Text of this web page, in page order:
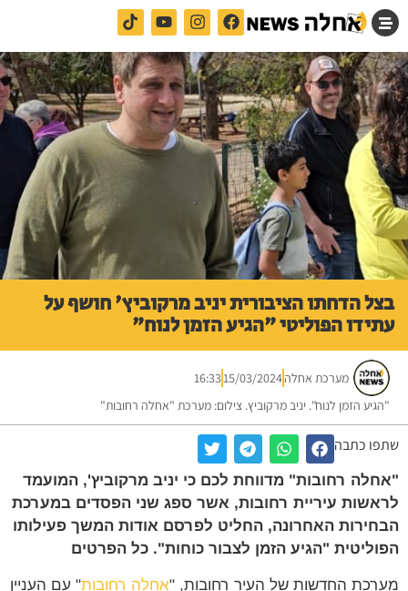
בצל הדחתו הציבורית יניב מרקוביץ' חושף על
עתידו הפוליטי "הגיע הזמן לנוח"
מערכת אחלה15/03/2024
16:33
"הגיע הזמן לנוח". יניב מרקוביץ. צילום: מערכת "אחלה רחובות"
שתפו כתבה
"אחלה רחובות" מדווחת לכם כי יניב מרקוביץ', המועמד
לראשות עיריית רחובות, אשר ספג שני הפסדים במערכת
הבחירות האחרונה, החליט לפרסם אודות המשך פעילותו
הפוליטית "הגיע הזמן לצבור כוחות". כל הפרטים
מערכת החדשות של העיר רחובות, "אחלה רחובות" עם העניין